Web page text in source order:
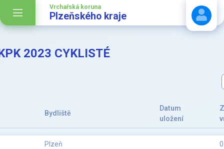
Vrchařská koruna
Plzeňského kraje
2023 CYKLISTÉ
Bydliště
Datum
uložení
Plzeň 0